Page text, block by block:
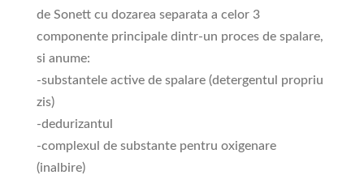
de Sonett cu dozarea separata a celor 3
componente principale dintr-un proces de spalare,
si anume:
-substantele active de spalare (detergentul propriu
zis)
-dedurizantul
-complexul de substante pentru oxigenare
(inalbire)